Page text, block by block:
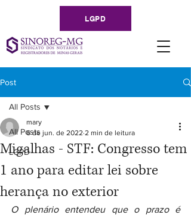
LGPD
Post
All Posts
LGPD
All Posts
Migalhas - STF: Congresso tem
1 ano para editar lei sobre
herança no exterior
mary
6 de jun. de 2022 2 min de leitura
O plenário entendeu que o prazo é